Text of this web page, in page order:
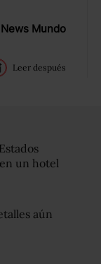
Mundo
Leer después
un hotel
aún